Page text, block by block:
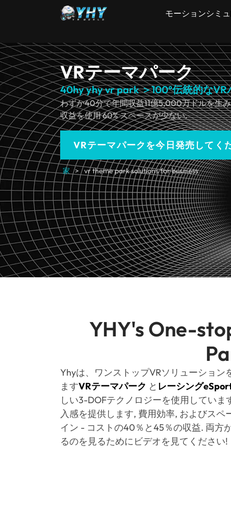
モーションシミ
VRテーマパーク
40hy yhy vr park ＞100°伝統的なVR
わずか40分で年間収益11億5,000万ドルを生
収益を使用 60% スペースが少ない.
VRテーマパークを今日発売してく
家 > vr theme park solutions for business
YHY's One-
Yhyは、ワンストップVRソリューション
ますVRテーマパーク と レーシング
しい3-DOFテクノロジーを使用していま
入感を提供します, 費用効率, およびスペ
イン - コストの40％と45％の収益. 両方
るのを見るためにビデオを見てください!